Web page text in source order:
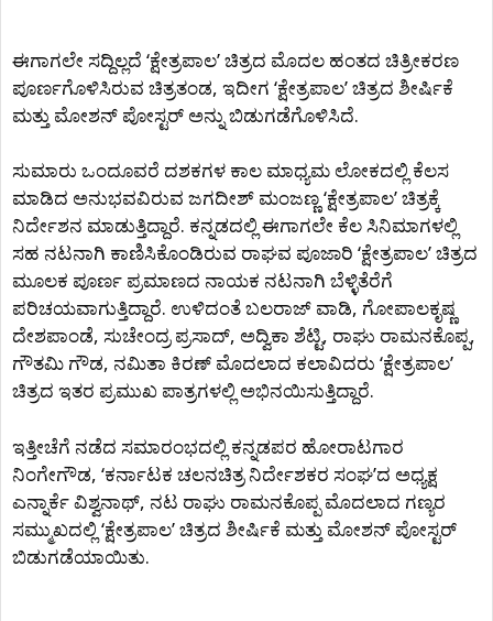
ಈಗಾಗಲೇ ಸದ್ದಿಲ್ಲದೆ ‘ಕ್ಷೇತ್ರಪಾಲ’ ಚಿತ್ರದ ಮೊದಲ ಹಂತದ ಚಿತ್ರೀಕರಣ
ಪೂರ್ಣಗೊಳಿಸಿರುವ ಚಿತ್ರತಂಡ, ಇದೀಗ ‘ಕ್ಷೇತ್ರಪಾಲ’ ಚಿತ್ರದ ಶೀರ್ಷಿಕೆ
ಮತ್ತು ಮೋಶನ್ ಪೋಸ್ಟರ್ ಅನ್ನು ಬಿಡುಗಡೆಗೊಳಿಸಿದೆ.
ಸುಮಾರು ಒಂದೂವರೆ ದಶಕಗಳ ಕಾಲ ಮಾಧ್ಯಮ ಲೋಕದಲ್ಲಿ ಕೆಲಸ
ಮಾಡಿದ ಅನುಭವವಿರುವ ಜಗದೀಶ್ ಮಂಜಣ್ಣ ‘ಕ್ಷೇತ್ರಪಾಲ’ ಚಿತ್ರಕ್ಕೆ
ನಿರ್ದೇಶನ ಮಾಡುತ್ತಿದ್ದಾರೆ. ಕನ್ನಡದಲ್ಲಿ ಈಗಾಗಲೇ ಕೆಲ ಸಿನಿಮಾಗಳಲ್ಲಿ
ಸಹ ನಟನಾಗಿ ಕಾಣಿಸಿಕೊಂಡಿರುವ ರಾಘವ ಪೂಜಾರಿ ‘ಕ್ಷೇತ್ರಪಾಲ’ ಚಿತ್ರದ
ಮೂಲಕ ಪೂರ್ಣ ಪ್ರಮಾಣದ ನಾಯಕ ನಟನಾಗಿ ಬೆಳ್ಳಿತೆರೆಗೆ
ಪರಿಚಯವಾಗುತ್ತಿದ್ದಾರೆ. ಉಳಿದಂತೆ ಬಲರಾಜ್ ವಾಡಿ, ಗೋಪಾಲಕೃಷ್ಣ
ದೇಶಪಾಂಡೆ, ಸುಚೇಂದ್ರ ಪ್ರಸಾದ್, ಅದ್ವಿಕಾ ಶೆಟ್ಟಿ, ರಾಘು ರಾಮನಕೊಪ್ಪ,
ಗೌತಮಿ ಗೌಡ, ನಮಿತಾ ಕಿರಣ್ ಮೊದಲಾದ ಕಲಾವಿದರು ‘ಕ್ಷೇತ್ರಪಾಲ’
ಚಿತ್ರದ ಇತರ ಪ್ರಮುಖ ಪಾತ್ರಗಳಲ್ಲಿ ಅಭಿನಯಿಸುತ್ತಿದ್ದಾರೆ.
ಇತ್ತೀಚೆಗೆ ನಡೆದ ಸಮಾರಂಭದಲ್ಲಿ ಕನ್ನಡಪರ ಹೋರಾಟಗಾರ
ನಿಂಗೇಗೌಡ, ‘ಕರ್ನಾಟಕ ಚಲನಚಿತ್ರ ನಿರ್ದೇಶಕರ ಸಂಘ’ದ ಅಧ್ಯಕ್ಷ
ಎನ್ನಾರ್ಕೆ ವಿಶ್ವನಾಥ್, ನಟ ರಾಘು ರಾಮನಕೊಪ್ಪ ಮೊದಲಾದ ಗಣ್ಯರ
ಸಮ್ಮುಖದಲ್ಲಿ ‘ಕ್ಷೇತ್ರಪಾಲ’ ಚಿತ್ರದ ಶೀರ್ಷಿಕೆ ಮತ್ತು ಮೋಶನ್ ಪೋಸ್ಟರ್
ಬಿಡುಗಡೆಯಾಯಿತು.